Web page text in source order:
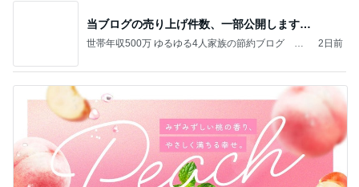
当ブログの売り上げ件数、一部公開します…
世帯年収500万 ゆるゆる4人家族の節約ブログ 〜
2日前